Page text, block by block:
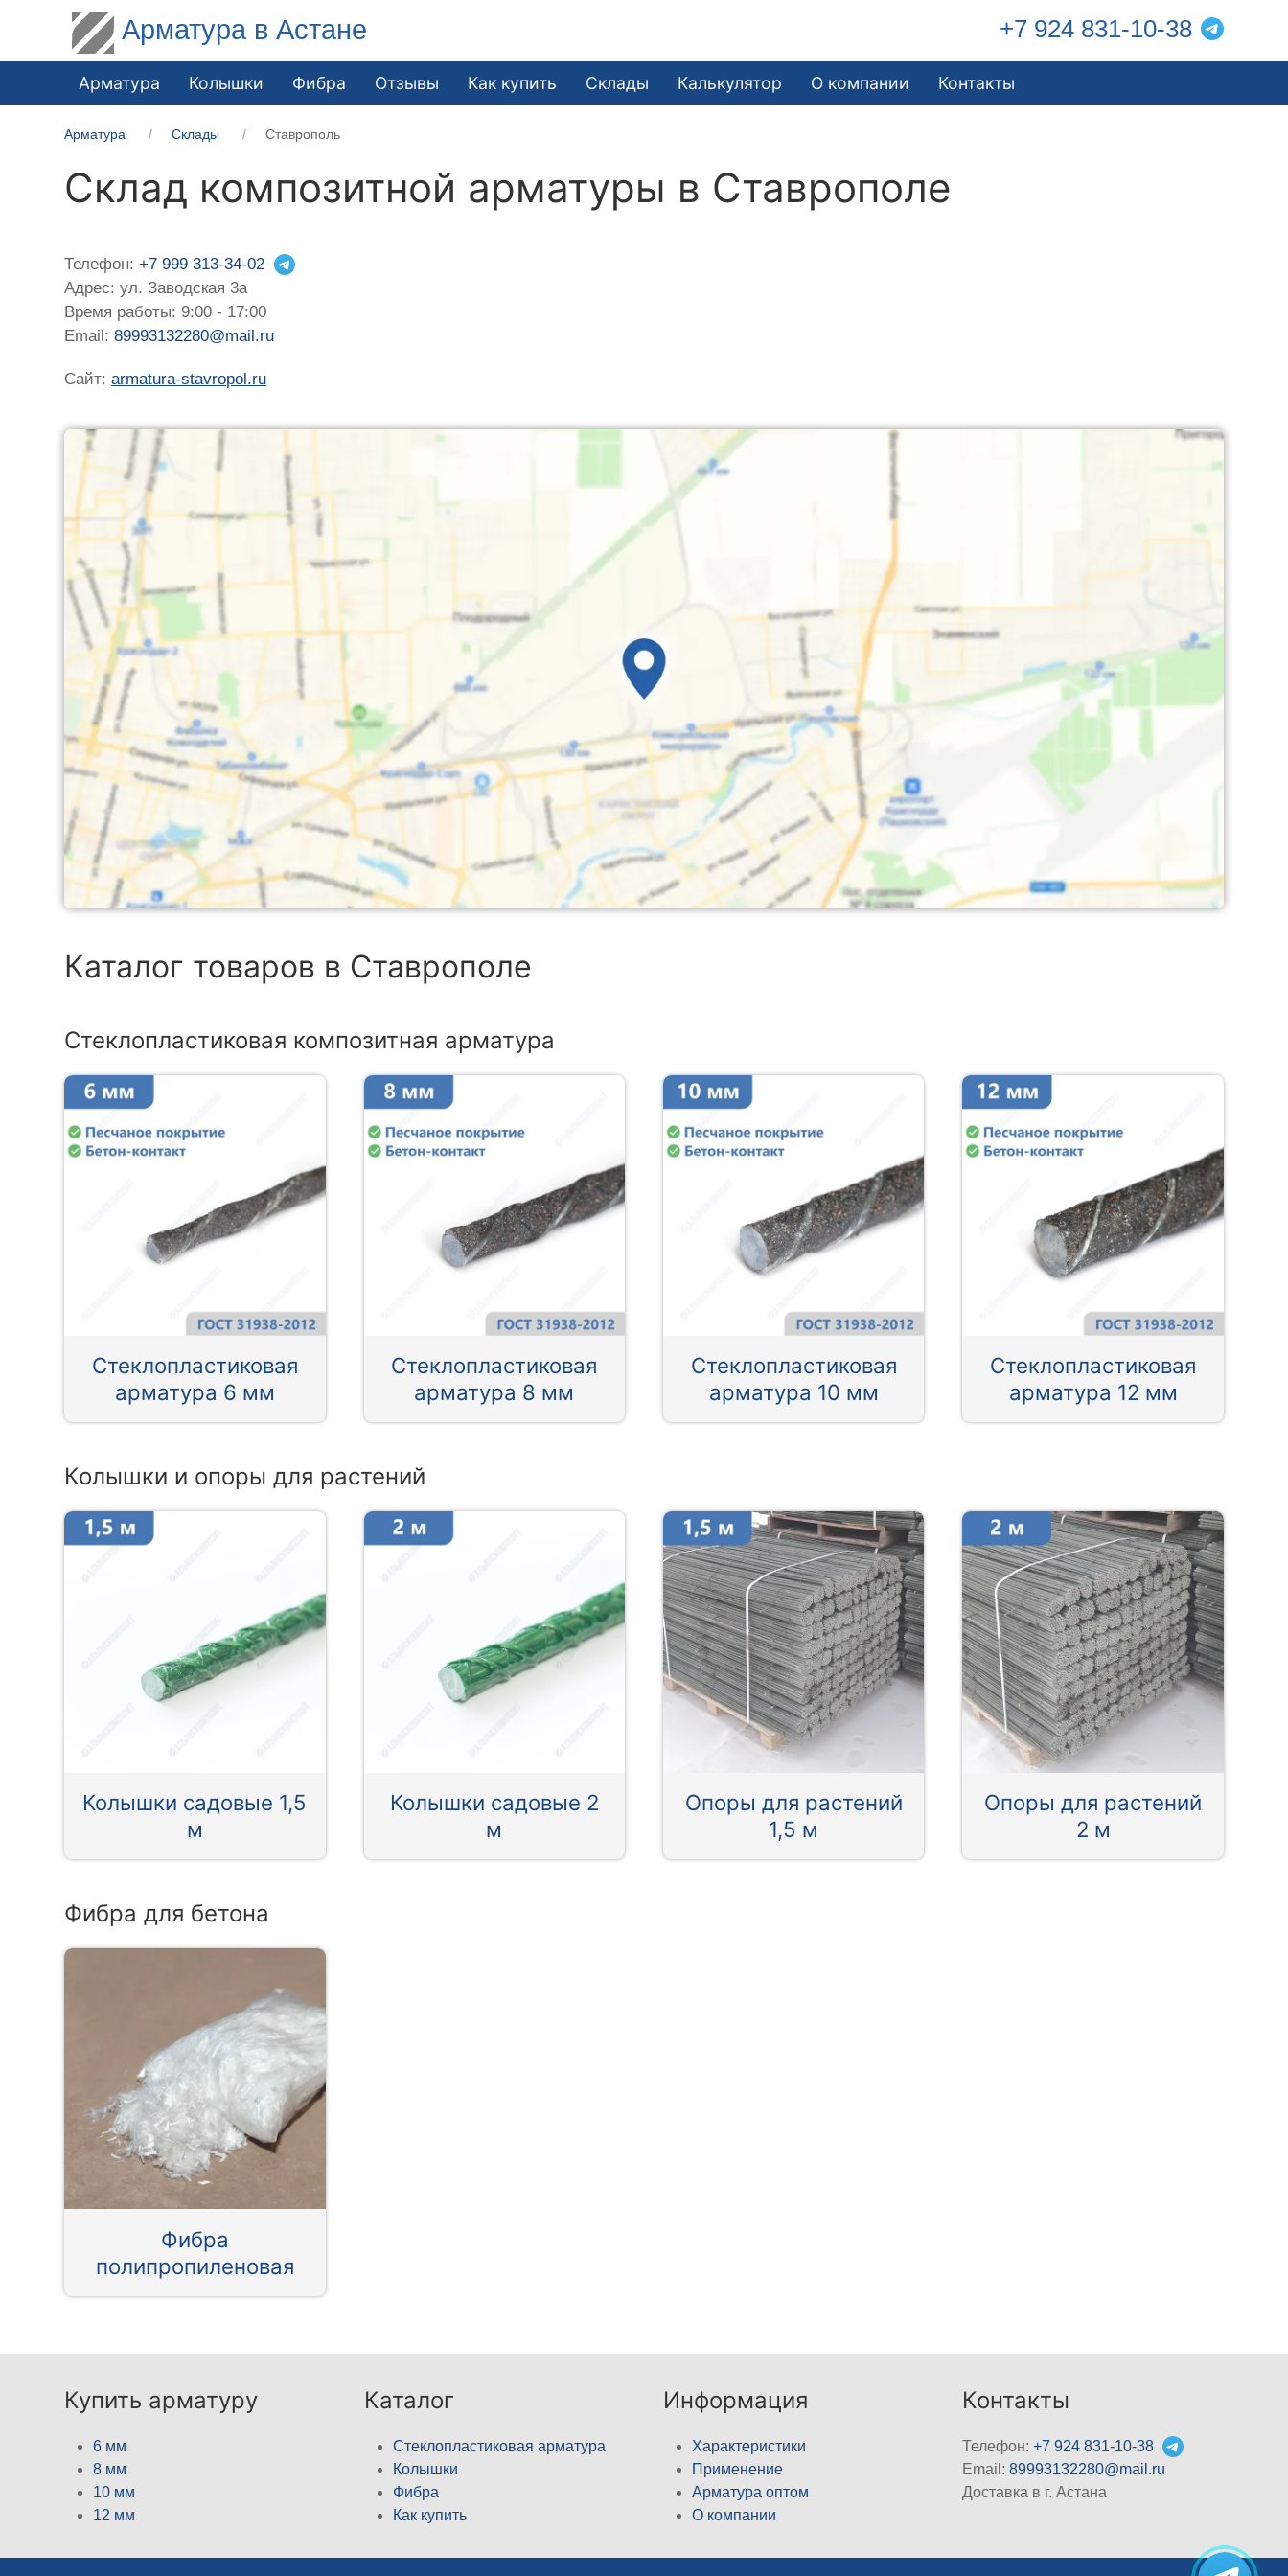
Арматура в Астане +7 924 831-10-38
Арматура Колышки Фибра Отзывы Как купить Склады Калькулятор О компании Контакты
Арматура Склады Ставрополь
Склад композитной арматуры в Ставрополе
Телефон:+7 999 313-34-02
Адрес: ул. Заводская 3а
Время работы: 9:00 - 17:00
Email:89993132280@mail.ru
Сайт:armatura-stavropol.ru
Каталог товаров в Ставрополе
Стеклопластиковая композитная арматура
Стеклопластиковая
арматура 6 мм
Стеклопластиковая
арматура 8 мм
Стеклопластиковая
арматура 10 мм
Стеклопластиковая
арматура 12 мм
Колышки и опоры для растений
Колышки садовые 1,5
м
Колышки садовые 2
м
Опоры для растений
1,5 м
Опоры для растений
2 м
Фибра для бетона
Фибра
полипропиленовая
Купить арматуру
6 мм
8 мм
10 мм
12 мм
Каталог
Стеклопластиковая арматура
Колышки
Фибра
Как купить
Информация
Характеристики
Применение
Арматура оптом
О компании
Контакты
Телефон:+7 924 831-10-38
Email:89993132280@mail.ru
Доставка в г. Астана